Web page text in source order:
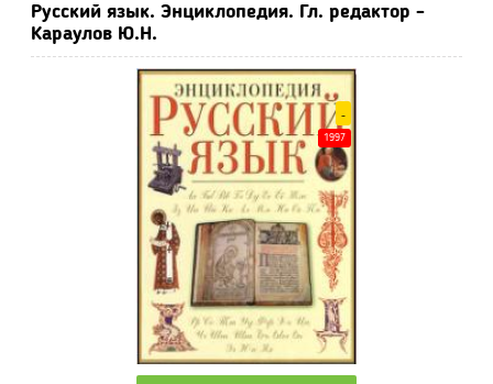
Русский язык. Энциклопедия. Гл. редактор -
Караулов Ю.Н.
-
1997